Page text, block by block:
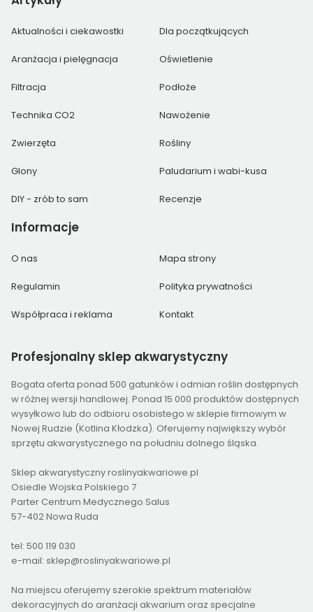
Aktualności i ciekawostki Dla początkujących
Aranżacja i pielęgnacja Oświetlenie
Filtracja Podłoże
Technika CO2 Nawożenie
Zwierzęta Rośliny
Glony Paludarium i wabi-kusa
DIY - zrób to sam Recenzje
Informacje
O nas Mapa strony
Regulamin Polityka prywatności
Współpraca i reklama Kontakt
Profesjonalny sklep akwarystyczny
Bogata oferta ponad 500 gatunków i odmian roślin dostępnych
w różnej wersji handlowej. Ponad 15 000 produktów dostępnych
wysyłkowo lub do odbioru osobistego w sklepie firmowym w
Nowej Rudzie (Kotlina Kłodzka). Oferujemy największy wybór
sprzętu akwarystycznego na południu dolnego śląska.
Sklep akwarystyczny roslinyakwariowe.pl
Osiedle Wojska Polskiego 7
Parter Centrum Medycznego Salus
57-402 Nowa Ruda
tel: 500 119 030
e-mail: sklep@roslinyakwariowe.pl
Na miejscu oferujemy szerokie spektrum materiałów
dekoracyjnych do aranżacji akwarium oraz specjalne